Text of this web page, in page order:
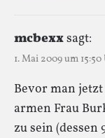
mcbexxsagt:
1. Mai 2009 um 15:50
Bevor man
armen Frau
zu sein